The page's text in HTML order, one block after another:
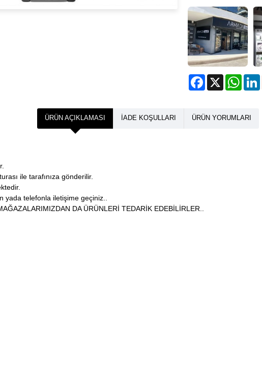
Facebook
X
ÜRÜN AÇIKLAMASI İADE KOŞULLARI ÜRÜN YORUMLARI
ile tarafınıza gönderilir.
yada telefonla iletişime geçiniz..
DA ÜRÜNLERİ TEDARİK EDEBİLİRLER..